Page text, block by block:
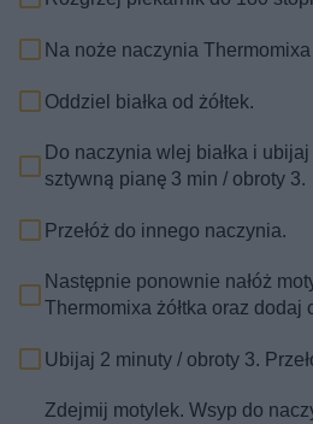
Na noże naczynia Thermomixa
Oddziel białka od żółtek.
Do naczynia wlej białka i
sztywną pianę 3 min / obroty 3.
Przełóż do innego naczynia.
Następnie ponownie nałóż
Thermomixa żółtka oraz dodaj
Ubijaj 2 minuty / obroty 3.
Zdejmij motylek. Wsyp do